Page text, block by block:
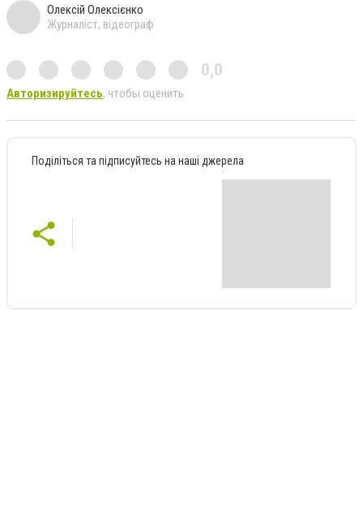
Олексій Олексієнко
Журналіст, відеограф
0,0
Авторизируйтесь, чтобы оценить
Поділіться та підписуйтесь на наші джерела